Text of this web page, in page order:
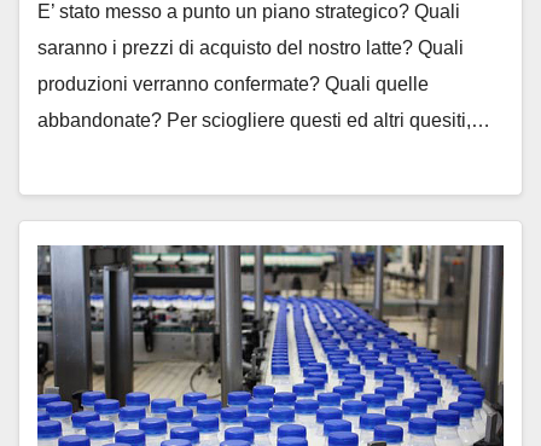
E’ stato messo a punto un piano strategico? Quali
saranno i prezzi di acquisto del nostro latte? Quali
produzioni verranno confermate? Quali quelle
abbandonate? Per sciogliere questi ed altri quesiti,…